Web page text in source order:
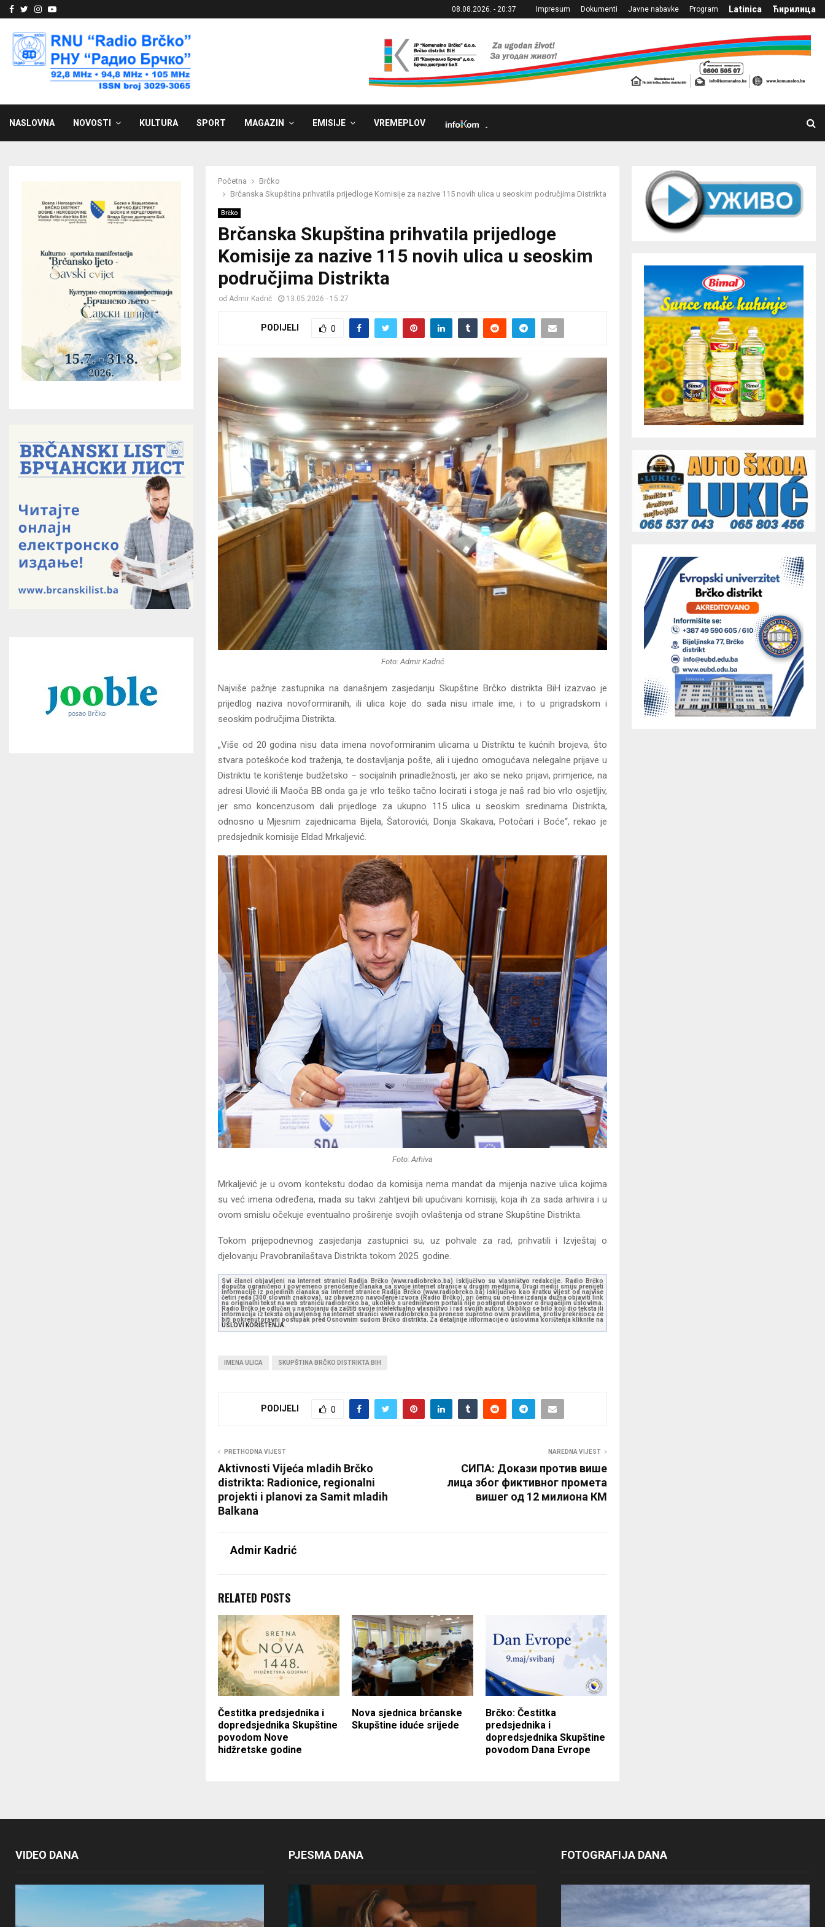
Facebook
Twitter
Instagram
Youtube 08.08.2026. - 20:37 Impresum Dokumenti Javne nabavke Program Latinica Ћирилица
NASLOVNA NOVOSTI KULTURA SPORT MAGAZIN EMISIJE VREMEPLOV
Početna
Brčko
Brčanska Skupština prihvatila prijedloge Komisije za nazive 115 novih ulica u seoskim područjima Distrikta
Brčko
Brčanska Skupština prihvatila prijedloge
Komisije za nazive 115 novih ulica u seoskim
područjima Distrikta
od Admir Kadrić 13.05.2026 - 15:27
PODIJELI 0
Foto: Admir Kadrić
Najviše pažnje zastupnika na današnjem zasjedanju Skupštine Brčko distrikta BiH izazvao je
prijedlog naziva novoformiranih, ili ulica koje do sada nisu imale ime, i to u prigradskom i
seoskim područjima Distrikta.
„Više od 20 godina nisu data imena novoformiranim ulicama u Distriktu te kućnih brojeva, što
stvara poteškoće kod traženja, te dostavljanja pošte, ali i ujedno omogućava nelegalne prijave u
Distriktu te korištenje budžetsko – socijalnih prinadležnosti, jer ako se neko prijavi, primjerice, na
adresi Ulović ili Maoča BB onda ga je vrlo teško tačno locirati i stoga je naš rad bio vrlo osjetljiv,
jer smo koncenzusom dali prijedloge za ukupno 115 ulica u seoskim sredinama Distrikta,
odnosno u Mjesnim zajednicama Bijela, Šatorovići, Donja Skakava, Potočari i Boće“, rekao je
predsjednik komisije Eldad Mrkaljević.
Foto: Arhiva
Mrkaljević je u ovom kontekstu dodao da komisija nema mandat da mijenja nazive ulica kojima
su već imena određena, mada su takvi zahtjevi bili upućivani komisiji, koja ih za sada arhivira i u
ovom smislu očekuje eventualno proširenje svojih ovlaštenja od strane Skupštine Distrikta.
Tokom prijepodnevnog zasjedanja zastupnici su, uz pohvale za rad, prihvatili i Izvještaj o
djelovanju Pravobranilaštava Distrikta tokom 2025. godine.
Svi članci objavljeni na internet stranici Radija Brčko (www.radiobrcko.ba) isključivo su vlasništvo redakcije. Radio Brčko
dopušta ograničeno i povremeno prenošenje članaka sa svoje internet stranice u drugim medijima. Drugi mediji smiju prenijeti
informacije iz pojedinih članaka sa Internet stranice Radija Brčko (www.radiobrcko.ba) isključivo kao kratku vijest od najviše
četiri reda (300 slovnih znakova), uz obavezno navođenje izvora (Radio Brčko), pri čemu su on-line izdanja dužna objaviti link
na originalni tekst na web stranicu radiobrcko.ba, ukoliko s uredništvom portala nije postignut dogovor o drugačijim uslovima.
Radio Brčko je odlučan u nastojanju da zaštiti svoje intelektualno vlasništvo i rad svojih autora. Ukoliko se bilo koji dio teksta ili
informacija iz teksta objavljenog na internet stranici www.radiobrcko.ba prenese suprotno ovim pravilima, protiv prekršioca će
biti pokrenut pravni postupak pred Osnovnim sudom Brčko distrikta. Za detaljnije informacije o uslovima korištenja kliknite na
USLOVI KORIŠTENJA.
IMENA ULICA SKUPŠTINA BRČKO DISTRIKTA BIH
PODIJELI 0
PRETHODNA VIJEST
Aktivnosti Vijeća mladih Brčko
distrikta: Radionice, regionalni
projekti i planovi za Samit mladih
Balkana
NAREDNA VIJEST
СИПА: Докази против више
лица због фиктивног промета
вишег од 12 милиона КМ
Admir Kadrić
RELATED POSTS
Čestitka predsjednika i
dopredsjednika Skupštine
povodom Nove
hidžretske godine
Nova sjednica brčanske
Skupštine iduće srijede
Brčko: Čestitka
predsjednika i
dopredsjednika Skupštine
povodom Dana Evrope
VIDEO DANA PJESMA DANA FOTOGRAFIJA DANA